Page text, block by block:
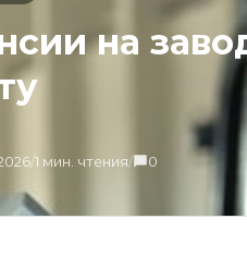
на
/1 мин. чтения/ 0